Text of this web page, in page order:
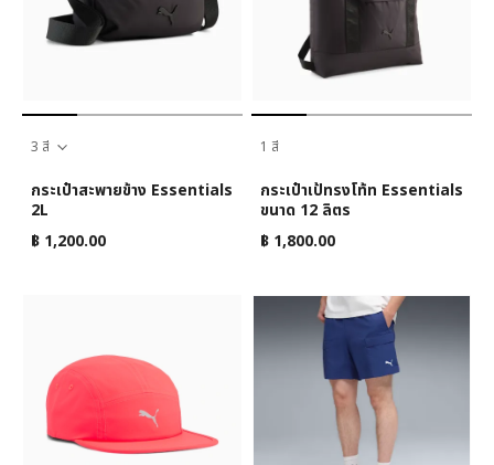
3 สี
กระเป๋าสะพายข้าง Essentials
2L
฿ 1,200.00
1 สี
กระเป๋าเป้ทรงโท้ท Essentials
ขนาด 12 ลิตร
฿ 1,800.00